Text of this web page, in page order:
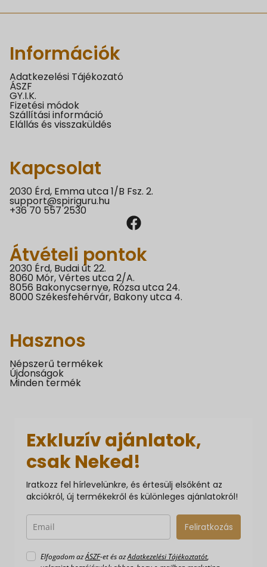
Információk
Adatkezelési Tájékozató
ÁSZF
GY.I.K.
Fizetési módok
Szállítási információ
Elállás és visszaküldés
Kapcsolat
2030 Érd, Emma utca 1/B Fsz. 2.
support@spiriguru.hu
+36 70 557 2530
Átvételi pontok
2030 Érd, Budai út 22.
8060 Mór, Vértes utca 2/A.
8056 Bakonycsernye, Rózsa utca 24.
8000 Székesfehérvár, Bakony utca 4.
Hasznos
Népszerű termékek
Újdonságok
Minden termék
Exkluzív ajánlatok,
csak Neked!
Iratkozz fel hírlevelünkre, és értesülj elsőként az
akciókról, új termékekről és különleges ajánlatokról!
Feliratkozás
Elfogadom azÁSZF-et és azAdatkezelési Tájékoztatót,